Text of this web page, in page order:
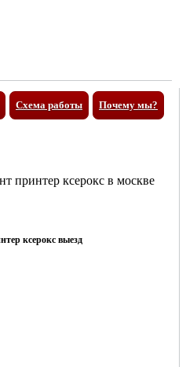
Почему мы?
Схема работы